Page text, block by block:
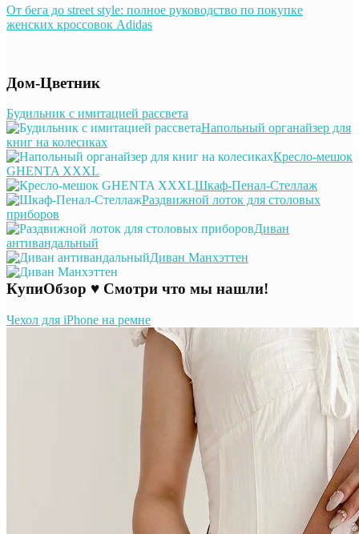
От бега до street style: полное руководство по покупке
женских кроссовок Adidas
Дом-Цветник
Будильник с имитацией рассвета
Напольный органайзер для
книг на колесиках
Кресло-мешок
GHENTA XXXL
Шкаф-Пенал-Стеллаж
Раздвижной лоток для столовых
приборов
Диван
антивандальный
Диван Манхэттен
КупиОбзор ♥ Смотри что мы нашли!
Чехол для iPhone на ремне